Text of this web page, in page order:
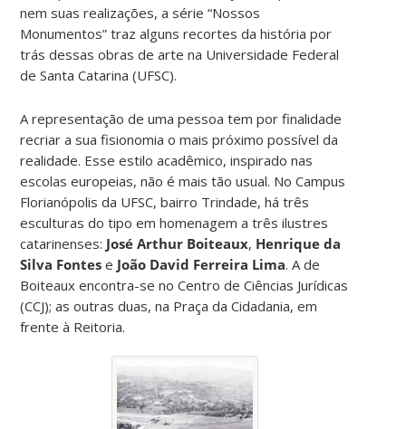
nem suas realizações, a série “Nossos
Monumentos” traz alguns recortes da história por
trás dessas obras de arte na Universidade Federal
de Santa Catarina (UFSC).
A representação de uma pessoa tem por finalidade
recriar a sua fisionomia o mais próximo possível da
realidade. Esse estilo acadêmico, inspirado nas
escolas europeias, não é mais tão usual. No Campus
Florianópolis da UFSC, bairro Trindade, há três
esculturas do tipo em homenagem a três ilustres
catarinenses: José Arthur Boiteaux, Henrique da
Silva Fontes e João David Ferreira Lima. A de
Boiteaux encontra-se no Centro de Ciências Jurídicas
(CCJ); as outras duas, na Praça da Cidadania, em
frente à Reitoria.